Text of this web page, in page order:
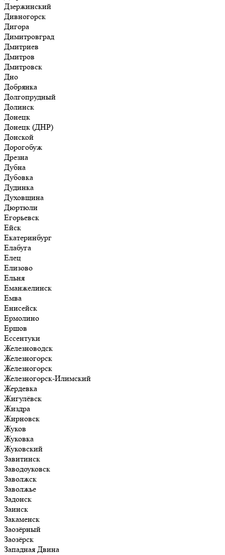
Дзержинский
Дивногорск
Дигора
Димитровград
Дмитриев
Дмитров
Дмитровск
Дно
Добрянка
Долгопрудный
Долинск
Донецк
Донецк (ДНР)
Донской
Дорогобуж
Дрезна
Дубна
Дубовка
Дудинка
Духовщина
Дюртюли
Егорьевск
Ейск
Екатеринбург
Елабуга
Елец
Елизово
Ельня
Еманжелинск
Емва
Енисейск
Ермолино
Ершов
Ессентуки
Железноводск
Железногорск
Железногорск
Железногорск-Илимский
Жердевка
Жигулёвск
Жиздра
Жирновск
Жуков
Жуковка
Жуковский
Завитинск
Заводоуковск
Заволжск
Заволжье
Задонск
Заинск
Закаменск
Заозёрный
Заозёрск
Западная Двина